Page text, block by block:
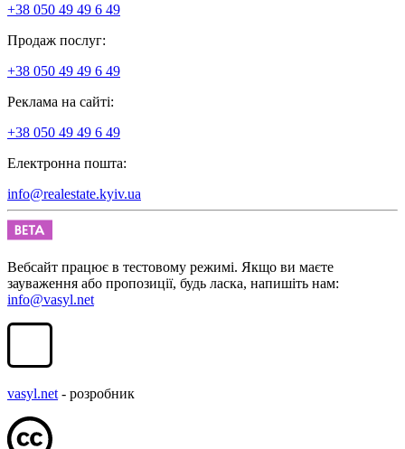
+38 050 49 49 6 49
Продаж послуг:
+38 050 49 49 6 49
Реклама на сайті:
+38 050 49 49 6 49
Електронна пошта:
info@realestate.kyiv.ua
Вебсайт працює в тестовому режимі. Якщо ви маєте
зауваження або пропозиції, будь ласка, напишіть нам:
info@vasyl.net
vasyl.net - розробник